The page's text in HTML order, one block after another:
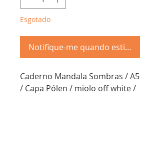
Esgotado
Notifique-me quando estiver
Caderno Mandala Sombras / A5
/ Capa Pólen / miolo off white /